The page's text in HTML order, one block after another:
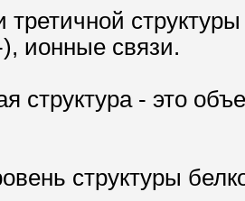
третичной
ионные связи.
структура - это
структуры